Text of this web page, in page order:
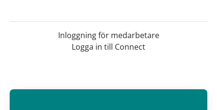
Inloggning för medarbetare
Logga in till Connect